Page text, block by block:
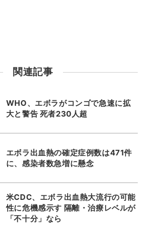
関連記事
WHO、エボラがコンゴで急速に拡
大と警告 死者230人超
エボラ出血熱の確定症例数は471件
に、感染者数急増に懸念
米CDC、エボラ出血熱大流行の可能
性に危機感示す 隔離・治療レベルが
「不十分」なら